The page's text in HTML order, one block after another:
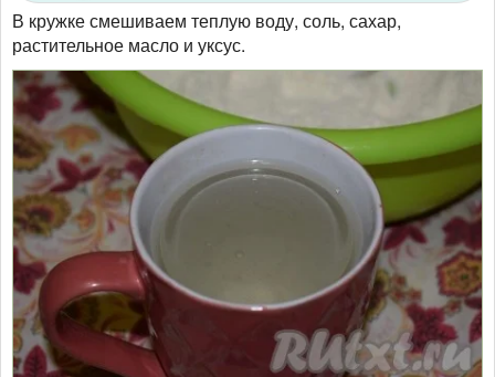
В кружке смешиваем теплую воду, соль, сахар,
растительное масло и уксус.